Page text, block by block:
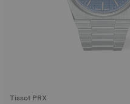
Tissot PRX